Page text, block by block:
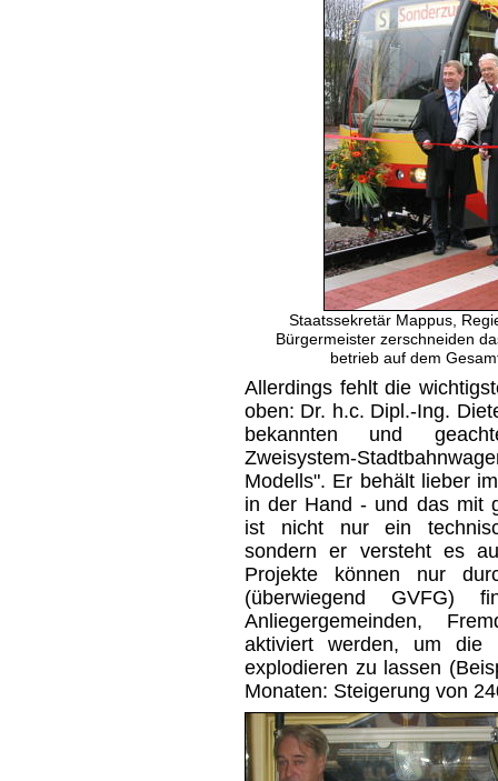
Staatssekretär Mappus,
Bürgermeister zerschneiden
betrieb auf dem
Allerdings fehlt die
oben: Dr. h.c. Dipl.-Ing.
bekannten und
Zweisystem-
Modells". Er behält lieber
in der Hand - und das mit
ist nicht nur ein
sondern er versteht es
Projekte können nur
(überwiegend GVFG)
Anliegergemeinden,
aktiviert werden, um die
explodieren zu lassen
Monaten: Steigerung von